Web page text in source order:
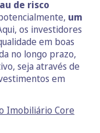
de risco
um
os investidores
em boas
no longo prazo,
seja através de
em
Imobiliário Core